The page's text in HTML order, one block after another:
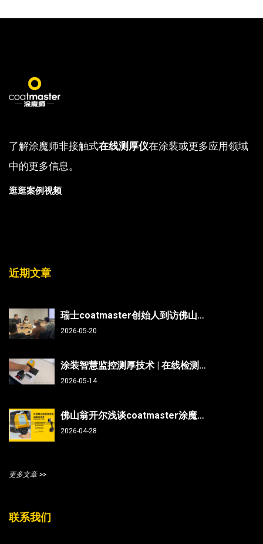
了解涂魔师非接触式在线测厚仪在涂装或更多应用领域
中的更多信息。
逛逛案例视频
近期文章
瑞士coatmaster创始人到访佛山翁开尔：非接触测厚技术能否破解涂装行业“效率与精度”难题？
2026-05-20
涂装智慧监控测厚技术 | 在线检测、非接触无损、防呆、不限底材
2026-05-14
佛山翁开尔浅谈coatmaster涂魔师测曲面/焊缝/内部，复杂部件涂层测厚不再难
2026-04-28
更多文章 >>
联系我们